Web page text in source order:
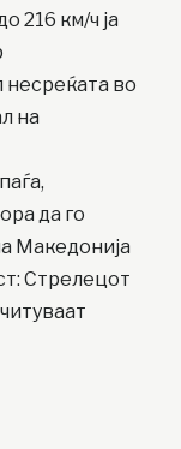
216 км/ч ја
несреќата во
на
да го
Македонија
Стрелецот